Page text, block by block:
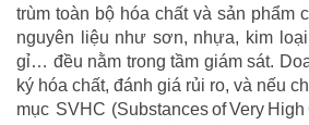
trùm toàn bộ hóa chất và sản phẩm
nguyên liệu như sơn, nhựa, kim
gỉ… đều nằm trong tầm giám sát.
ký hóa chất, đánh giá rủi ro, và nếu
mục SVHC (Substances of Very